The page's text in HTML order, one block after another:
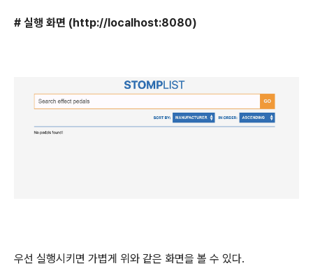
# 실행 화면 (http://localhost:8080)
우선 실행시키면 가볍게 위와 같은 화면을 볼 수 있다.